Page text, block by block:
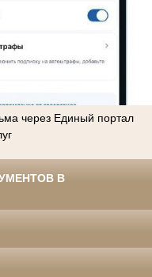
через Единый портал
В